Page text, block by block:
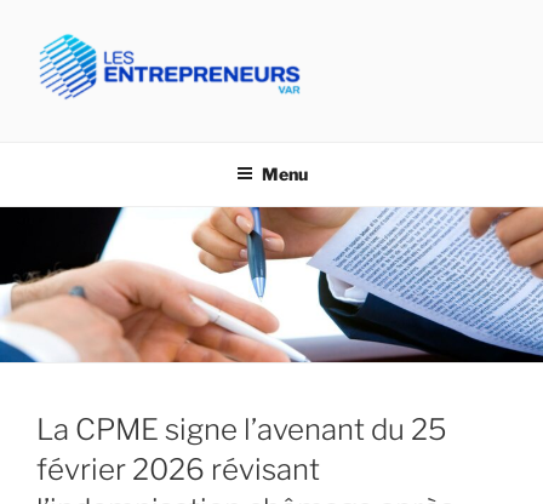
contenu
principal
ENTREPRENEURS VAR
Menu
La CPME signe l’avenant du 25
février 2026 révisant